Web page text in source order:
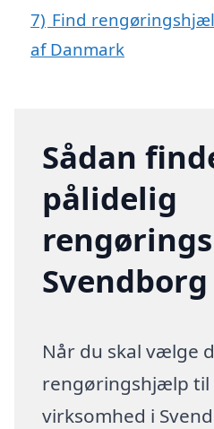
7) Find
af Danmark
Sådan
pålidelig
Svendborg
Når du skal vælge
rengøringshjælp til
virksomhed i